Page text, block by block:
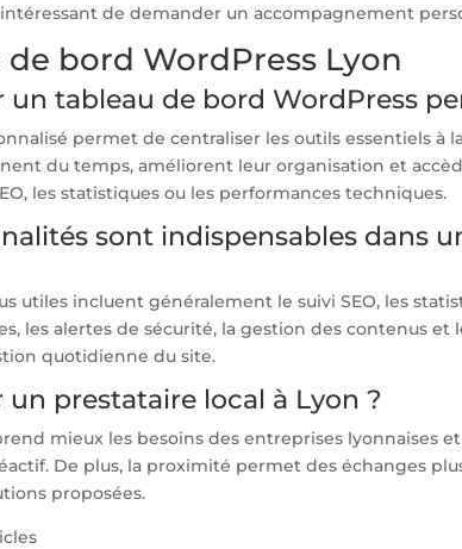
de demander un accompagnement
de bord WordPress Lyon
tableau de bord WordPress
permet de centraliser les outils essentiels à
du temps, améliorent leur organisation et
les statistiques ou les performances techniques.
sont indispensables dans
utiles incluent généralement le suivi SEO, les
les alertes de sécurité, la gestion des contenus et
quotidienne du site.
prestataire local à Lyon ?
mieux les besoins des entreprises lyonnaises
De plus, la proximité permet des échanges
proposées.